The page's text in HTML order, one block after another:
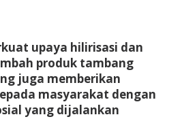
upaya hilirisasi dan
produk tambang
juga memberikan
masyarakat dengan
yang dijalankan